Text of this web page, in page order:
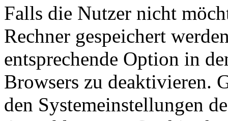
Falls die Nutzer nicht
Rechner gespeichert
entsprechende Option in
Browsers zu deaktivieren.
den Systemeinstellungen